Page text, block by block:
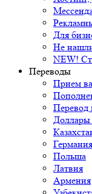
Для
Не
NEW!
Переводы
Прием
Германия
Польша
Латвия
Армения